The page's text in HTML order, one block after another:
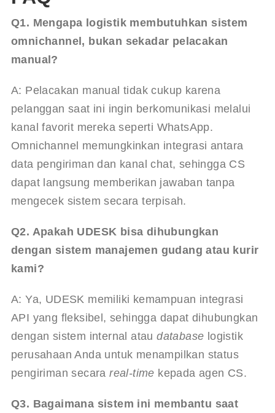
Q1. Mengapa logistik membutuhkan sistem
omnichannel, bukan sekadar pelacakan
manual?
A: Pelacakan manual tidak cukup karena
pelanggan saat ini ingin berkomunikasi melalui
kanal favorit mereka seperti WhatsApp.
Omnichannel memungkinkan integrasi antara
data pengiriman dan kanal chat, sehingga CS
dapat langsung memberikan jawaban tanpa
mengecek sistem secara terpisah.
Q2. Apakah UDESK bisa dihubungkan
dengan sistem manajemen gudang atau kurir
kami?
A: Ya, UDESK memiliki kemampuan integrasi
API yang fleksibel, sehingga dapat dihubungkan
dengan sistem internal atau database logistik
perusahaan Anda untuk menampilkan status
pengiriman secara real-time kepada agen CS.
Q3. Bagaimana sistem ini membantu saat